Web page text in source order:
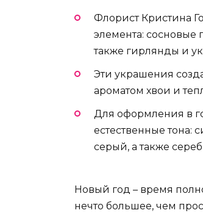
Флорист Кристина
элемента: сосновые
также гирлянды и
Эти украшения
ароматом хвои и
Для оформления в
естественные
серый, а также
Новый год – время
нечто большее, чем